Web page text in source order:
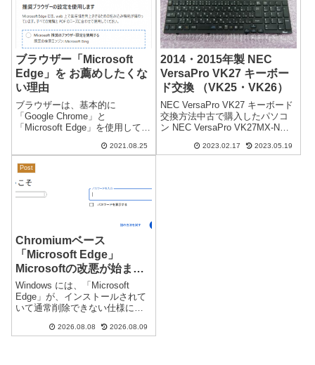
ブラウザー「Microsoft
Edge」を お薦めしたくな
い理由
ブラウザーは、基本的に
「Google Chrome」と
「Microsoft Edge」を使用してい
ー Edge（旧） から、2020年1月
リースされ、Chrome と ...
2021.08.25
2014・2015年製 NEC
VersaPro VK27 キーボー
ド交換 （VK25・VK26）
NEC VersaPro VK27 キーボード
交換方法中古で購入したパソコ
ン NEC VersaPro VK27MX-N
く叩くかぐりぐり押すと反応す
2023.02.17 2023.05.19
Post
Chromiumベース
「Microsoft Edge」
Microsoftの改悪が始まっ
た…
Windows には、「Microsoft
Edge」が、インストールされて
いて通常削除できない仕様にな
Chromium をベースにしているブ
2026.08.08 2026.08.09